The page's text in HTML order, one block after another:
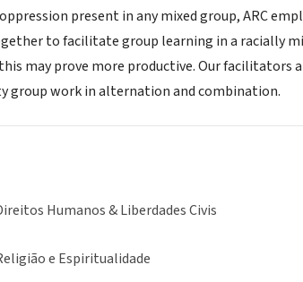
present in any mixed group, ARC
to facilitate group learning in a racially
may prove more productive. Our facilitators
group work in alternation and combination.
Humanos & Liberdades Civis
e Espiritualidade